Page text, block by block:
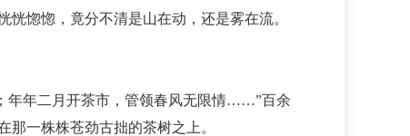
惚惚，竟分不清是山在动，还是雾在流。
年年二月开茶市，管领春风无限情……”百余
一株株苍劲古拙的茶树之上。